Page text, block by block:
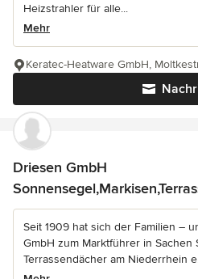
Heizstrahler für alle...
Mehr
Keratec-Heatware GmbH,
Driesen GmbH
Seit 1909 hat sich der Familien –
GmbH zum Marktführer in Sachen
Terrassendächer am Niederrhein